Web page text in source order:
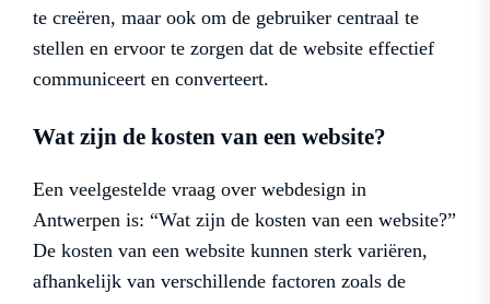
te creëren, maar ook om de gebruiker centraal te
stellen en ervoor te zorgen dat de website effectief
communiceert en converteert.
Wat zijn de kosten van een website?
Een veelgestelde vraag over webdesign in
Antwerpen is: “Wat zijn de kosten van een website?”
De kosten van een website kunnen sterk variëren,
afhankelijk van verschillende factoren zoals de